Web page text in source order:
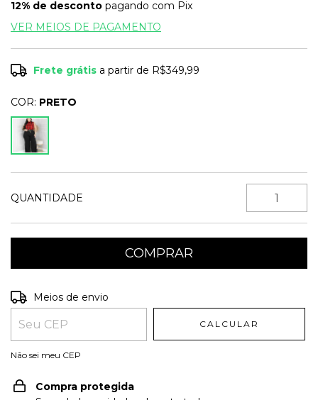
12% de desconto pagando com Pix
VER MEIOS DE PAGAMENTO
Frete grátis a partir de R$349,99
COR: PRETO
QUANTIDADE
Entregas para o CEP:
Meios de envio
CALCULAR
Não sei meu CEP
Compra protegida